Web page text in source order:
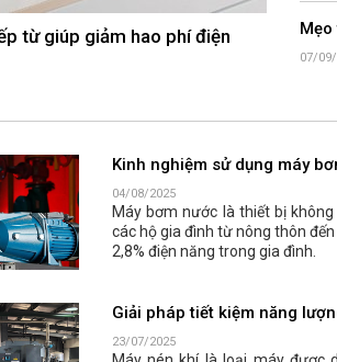
từ giúp giảm hao phí điện
07/
Kinh nghiệm sử dụng máy
04/08/2025
Máy bơm nước là thiết bị
các hộ gia đình từ nông thôn
2,8% điện năng trong gia đình.
Giải pháp tiết kiệm năng
23/07/2025